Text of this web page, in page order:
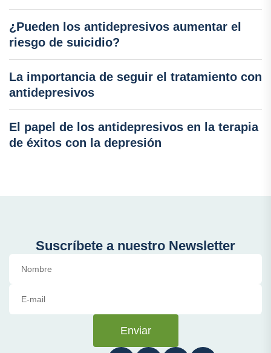
¿Pueden los antidepresivos aumentar el
riesgo de suicidio?
La importancia de seguir el tratamiento con
antidepresivos
El papel de los antidepresivos en la terapia
de éxitos con la depresión
Suscríbete a nuestro Newsletter
Enviar